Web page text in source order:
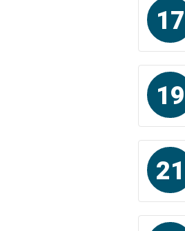
17
19
21